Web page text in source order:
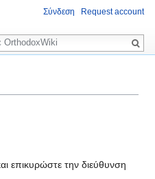
επικυρώστε την διεύθυνση
Σύνδεση Request account